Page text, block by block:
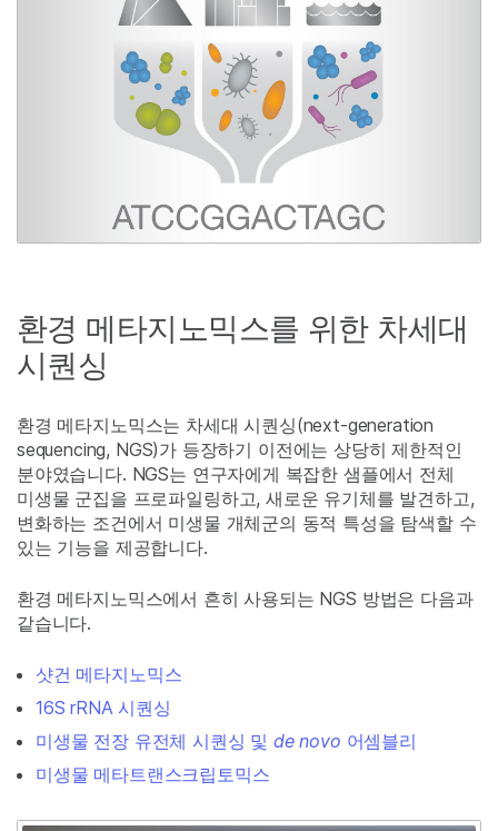
환경 메타지노믹스를 위한 차세대
시퀀싱
환경 메타지노믹스는 차세대 시퀀싱(next-generation
sequencing, NGS)가 등장하기 이전에는 상당히 제한적인
분야였습니다. NGS는 연구자에게 복잡한 샘플에서 전체
미생물 군집을 프로파일링하고, 새로운 유기체를 발견하고,
변화하는 조건에서 미생물 개체군의 동적 특성을 탐색할 수
있는 기능을 제공합니다.
환경 메타지노믹스에서 흔히 사용되는 NGS 방법은 다음과
같습니다.
샷건 메타지노믹스
16S rRNA 시퀀싱
미생물 전장 유전체 시퀀싱 및de novo 어셈블리
미생물 메타트랜스크립토믹스